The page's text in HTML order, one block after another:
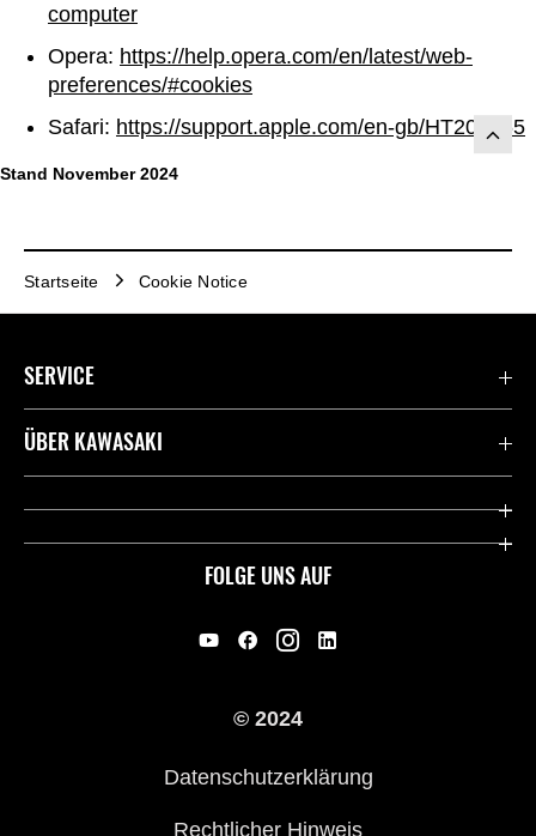
computer
Opera: https://help.opera.com/en/latest/web-
preferences/#cookies
Safari: https://support.apple.com/en-gb/HT201265
Stand November 2024
Startseite Cookie Notice
FOLGE UNS AUF
SERVICE
Kontaktiere uns
ÜBER KAWASAKI
Kawasaki Deutschland
© 2024
Datenschutzerklärung
Rechtlicher Hinweis